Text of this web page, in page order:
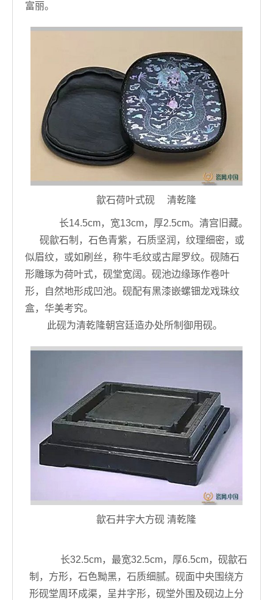
富丽。
歙石荷叶式砚 清乾隆
长14.5cm，宽13cm，厚2.5cm。清宫旧藏。
砚歙石制，石色青紫，石质坚润，纹理细密，或
似眉纹，或如刷丝，称牛毛纹或古犀罗纹。砚随石
形雕琢为荷叶式，砚堂宽阔。砚池边缘琢作卷叶
形，自然地形成凹池。砚配有黑漆嵌螺钿龙戏珠纹
盒，华美考究。
此砚为清乾隆朝宫廷造办处所制御用砚。
歙石井字大方砚 清乾隆
长32.5cm，最宽32.5cm，厚6.5cm，砚歙石
制，方形，石色黝黑，石质细腻。砚面中央围绕方
形砚堂周环成渠，呈井字形，砚堂外围及砚边上分